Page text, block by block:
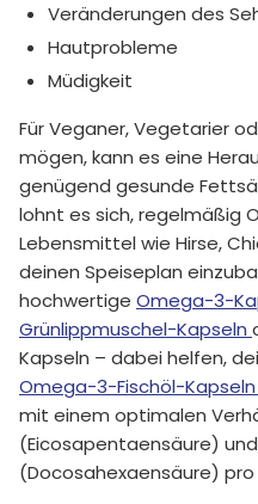
Veränderungen des
Hautprobleme
Müdigkeit
Für Veganer, Vegetarier
mögen, kann es eine
genügend gesunde
lohnt es sich, regelmäßig
Lebensmittel wie Hirse,
deinen Speiseplan
hochwertige Omega-3-
Grünlippmuschel-Kapseln
Kapseln – dabei helfen,
Omega-3-Fischöl-Kapseln
mit einem optimalen
(Eicosapentaensäure) und
(Docosahexaensäure) pro